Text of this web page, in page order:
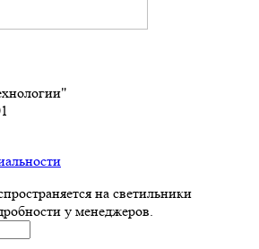
на светильники
у менеджеров.